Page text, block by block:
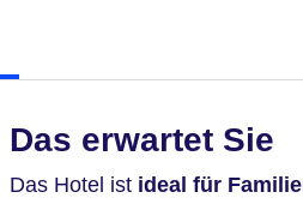
Das erwartet Sie
Das Hotel ist ideal für